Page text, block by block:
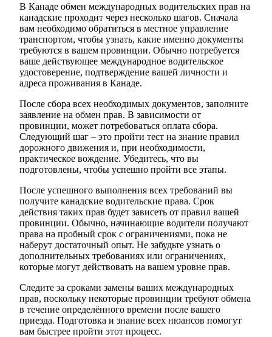
В Канаде обмен международных водительских прав на
канадские проходит через несколько шагов. Сначала
вам необходимо обратиться в местное управление
транспортом, чтобы узнать, какие именно документы
требуются в вашем провинции. Обычно потребуется
ваше действующее международное водительское
удостоверение, подтверждение вашей личности и
адреса проживания в Канаде.
После сбора всех необходимых документов, заполните
заявление на обмен прав. В зависимости от
провинции, может потребоваться оплата сбора.
Следующий шаг – это пройти тест на знание правил
дорожного движения и, при необходимости,
практическое вождение. Убедитесь, что вы
подготовлены, чтобы успешно пройти все этапы.
После успешного выполнения всех требований вы
получите канадские водительские права. Срок
действия таких прав будет зависеть от правил вашей
провинции. Обычно, начинающие водители получают
права на пробный срок с ограничениями, пока не
наберут достаточный опыт. Не забудьте узнать о
дополнительных требованиях или ограничениях,
которые могут действовать на вашем уровне прав.
Следите за сроками замены ваших международных
прав, поскольку некоторые провинции требуют обмена
в течение определённого времени после вашего
приезда. Подготовка и знание всех нюансов помогут
вам быстрее пройти этот процесс.